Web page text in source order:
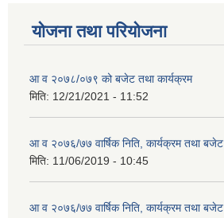
योजना तथा परियोजना
आ व २०७८/०७९ को बजेट तथा कार्यक्रम
मिति: 12/21/2021 - 11:52
आ व २०७६/७७ वार्षिक निति, कार्यक्रम तथा बजेट
मिति: 11/06/2019 - 10:45
आ व २०७६/७७ वार्षिक निति, कार्यक्रम तथा बजेट